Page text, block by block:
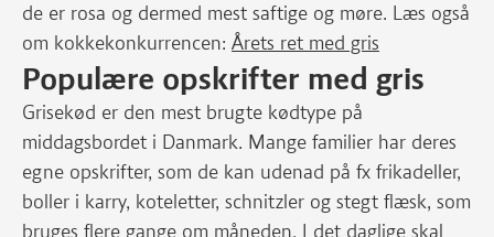
de er rosa og dermed mest saftige og møre. Læs også
om kokkekonkurrencen: Årets ret med gris
Populære opskrifter med gris
Grisekød er den mest brugte kødtype på
middagsbordet i Danmark. Mange familier har deres
egne opskrifter, som de kan udenad på fx frikadeller,
boller i karry, koteletter, schnitzler og stegt flæsk, som
bruges flere gange om måneden. I det daglige skal